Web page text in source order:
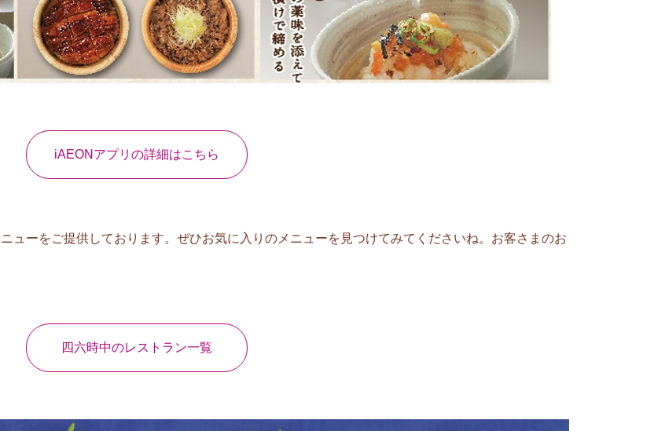
iAEONアプリの詳細はこちら
ューをご提供しております。ぜひお気に入りのメニューを見つけてみてくださいね。お客さまのお
四六時中のレストラン一覧